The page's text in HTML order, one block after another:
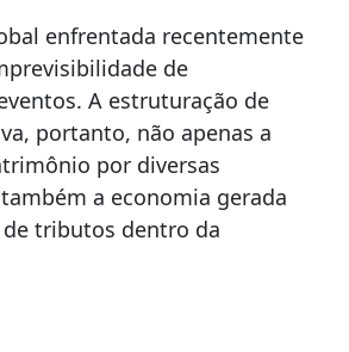
enfrentada recentemente
de
A estruturação de
portanto, não apenas a
por diversas
a economia gerada
tributos dentro da